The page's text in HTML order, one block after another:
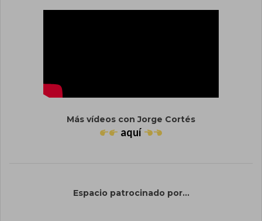
Más vídeos con Jorge Cortés
aquí
Espacio patrocinado por...